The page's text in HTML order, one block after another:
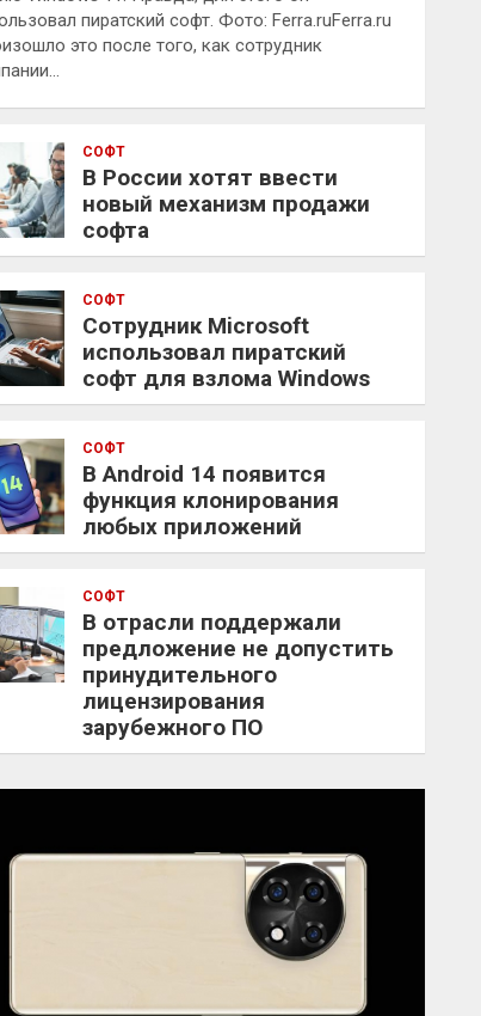
пиратский софт. Фото: Ferra.ruFerra.ru
это после того, как сотрудник
СОФТ
В России хотят ввести
новый механизм продажи
софта
СОФТ
Сотрудник Microsoft
использовал пиратский
софт для взлома Windows
СОФТ
В Android 14 появится
функция клонирования
любых приложений
СОФТ
В отрасли поддержали
предложение не допустить
принудительного
лицензирования
зарубежного ПО